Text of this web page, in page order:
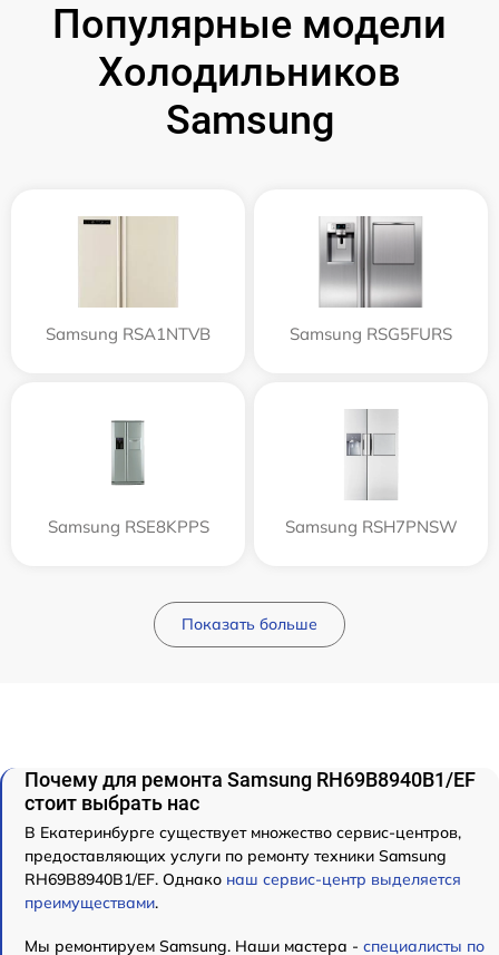
Популярные модели
Холодильников
Samsung
Samsung RSA1NTVB Samsung RSG5FURS
Samsung RSE8KPPS Samsung RSH7PNSW
Показать больше
Почему для ремонта Samsung RH69B8940B1/EF
стоит выбрать нас
В Екатеринбурге существует множество сервис-центров,
предоставляющих услуги по ремонту техники Samsung
RH69B8940B1/EF. Однако наш сервис-центр выделяется
преимуществами.
Мы ремонтируем Samsung. Наши мастера - специалисты по